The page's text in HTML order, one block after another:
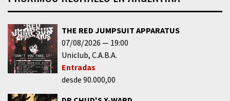
THE RED JUMPSUIT APPARATUS
07/08/2026
19:00
Uniclub C.A.B.A.
Entradas
desde 90.000,00